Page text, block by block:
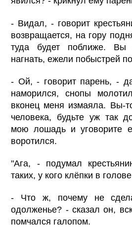
- Видал, - говорит
возвращается, на гору
туда будет поближе.
нагнать, ежели побыстрей
- Ой, - говорит парень, -
наморился, снопы
вконец меня измаяла. Вы-
человека, будьте уж так
мою лошадь и уговорите
воротился.
"Ага, - подумал
таких, у кого клёпки в
- Что ж, почему не
одолженье? - сказал он,
помчался галопом.